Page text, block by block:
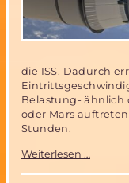
der
die ISS. Dadurch
Belastung- ähnlich
oder Mars
Stunden.
Weiterlesen …